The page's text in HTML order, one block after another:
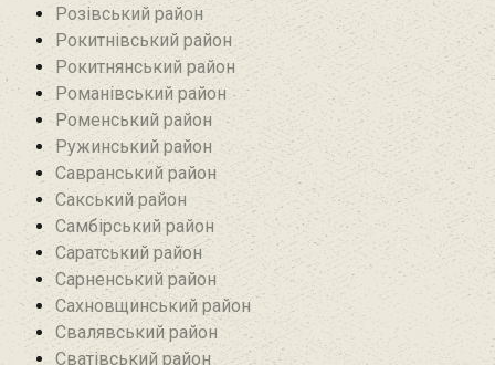
Розівський район‎
Рокитнівський район
Рокитнянський район
Романівський район‎
Роменський район
Ружинський район
Савранський район‎
Сакський район
Самбірський район
Саратський район‎
Сарненський район
Сахновщинський район
Свалявський район
Сватівський район